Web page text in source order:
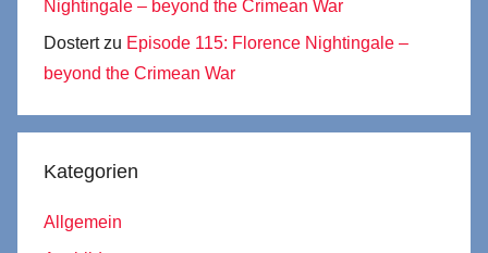
Nightingale – beyond the Crimean War
Dostertzu Episode 115: Florence Nightingale –
beyond the Crimean War
Kategorien
Allgemein